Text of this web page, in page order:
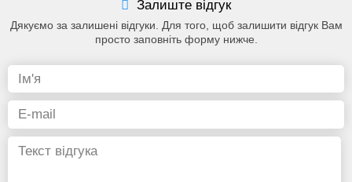
Залиште відгук
Дякуємо за залишені відгуки. Для того, щоб залишити відгук Вам
просто заповніть форму нижче.